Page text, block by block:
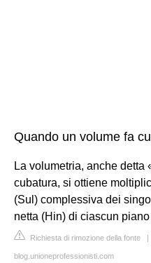
Quando un volume fa
La volumetria, anche
cubatura, si ottiene
(Sul) complessiva dei
netta (Hin) di ciascun
Richiesta di rimozione della fonte |
blog.unioneprofessionisti.com